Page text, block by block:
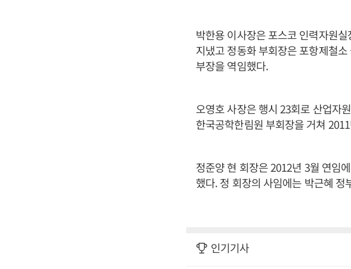
박한용 이사장은 포스코 인력자원
지냈고 정동화 부회장은 포항제철
부장을 역임했다.
오영호 사장은 행시 23회로 산업자
한국공학한림원 부회장을 거쳐
정준양 현 회장은 2012년 3월 연임
했다. 정 회장의 사임에는 박근혜
인기기사